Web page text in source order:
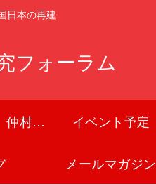
日本の再建
フォーラム
【You Tube】仲村覚チャンネル イベント予定
メールマガジン